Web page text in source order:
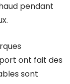
pendant
ont fait des
sont